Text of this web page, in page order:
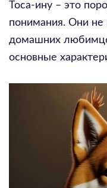
Тоса-ину – это
понимания. Они
домашних
основные